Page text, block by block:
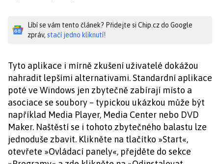
Líbí se vám tento článek? Přidejte si Chip.cz do Google
zpráv, stačí jedno kliknutí!
Tyto aplikace i mírně zkušení uživatelé dokážou
nahradit lepšími alternativami. Standardní aplikace
poté ve Windows jen zbytečně zabírají místo a
asociace se soubory – typickou ukázkou může být
například Media Player, Media Center nebo DVD
Maker. Naštěstí se i tohoto zbytečného balastu lze
jednoduše zbavit. Klikněte na tlačítko »Start«,
otevřete »Ovládací panely«, přejděte do sekce